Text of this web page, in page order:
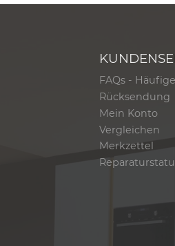
FAQs -
Rücksendung
Mein Konto
Vergleichen
Merkzettel